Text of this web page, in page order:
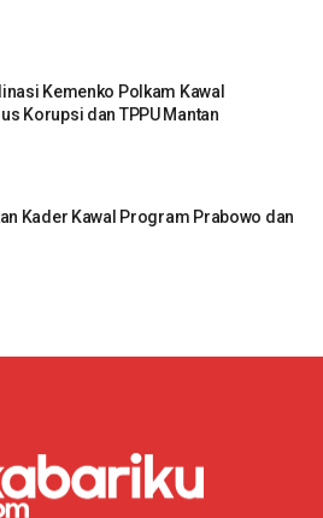
Kemenko Polkam Kawal
Korupsi dan TPPU Mantan
Kader Kawal Program Prabowo dan